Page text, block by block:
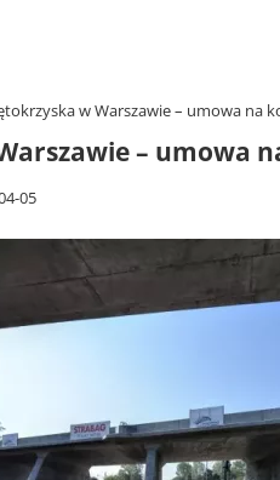
w Warszawie – umowa na
– umowa
05